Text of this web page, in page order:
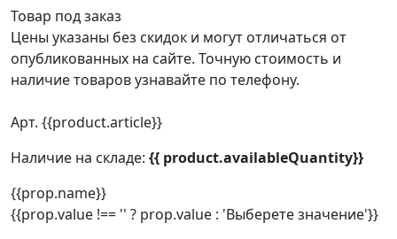
Товар под заказ
Цены указаны без скидок и могут отличаться от
опубликованных на сайте. Точную стоимость и
наличие товаров узнавайте по телефону.
Арт. {{product.article}}
Наличие на складе: {{ product.availableQuantity}}
{{prop.name}}
{{prop.value !== '' ? prop.value : 'Выберете значение'}}